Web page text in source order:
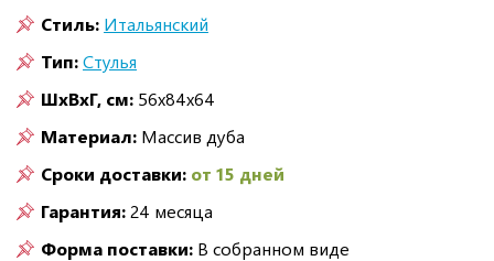
Стиль: Итальянский
Тип:Стулья
ШxВxГ, см: 56x84x64
Материал: Массив дуба
Сроки доставки: от 15 дней
Гарантия:24 месяца
Форма поставки: В собранном виде